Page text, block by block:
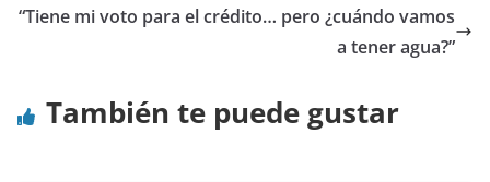
“Tiene mi voto para el crédito… pero ¿cuándo vamos
a tener agua?”
También te puede gustar